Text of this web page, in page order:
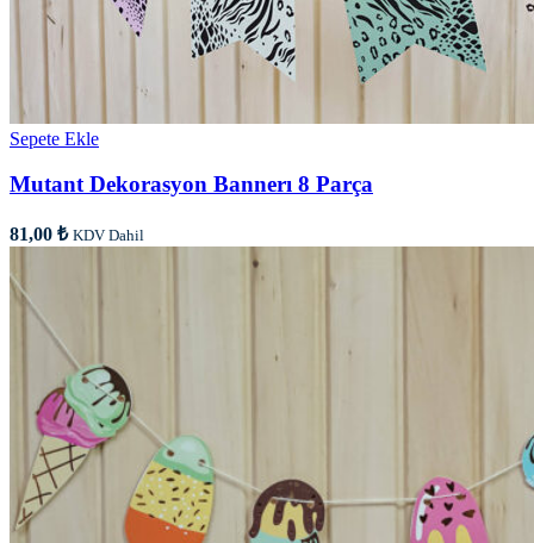
Sepete Ekle
Mutant Dekorasyon Bannerı 8 Parça
81,00 ₺ KDV Dahil